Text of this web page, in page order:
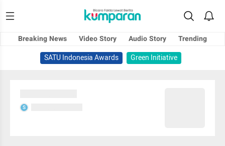
Breaking News Video Story Audio Story
Trending
SATU Indonesia Awards
Green Initiative
S